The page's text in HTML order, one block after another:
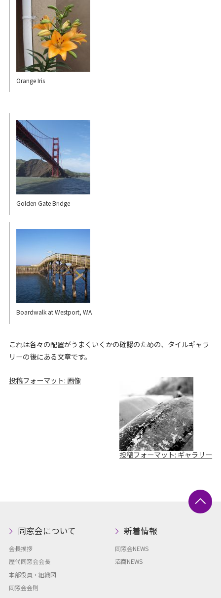
Orange Iris
Golden Gate Bridge
Boardwalk at Westport, WA
これは各々の配置がうまくいくかの確認のための、タイルギャラ
リーの後にある文章です。
投稿フォーマット: 画像
投稿フォーマット: ギャラリー
同窓会について
会長挨拶
歴代同窓会会長
本部役員・組織図
同窓会会則
新着情報
同窓会NEWS
沼商NEWS